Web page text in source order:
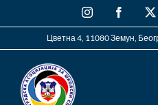
Instagram
Цветна 4, 11080 Земун,